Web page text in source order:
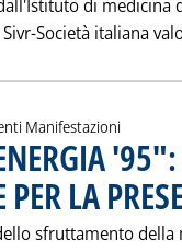
di medicina
Sivr-Società italiana
Manifestazioni
'95":
PER LA
sfruttamento